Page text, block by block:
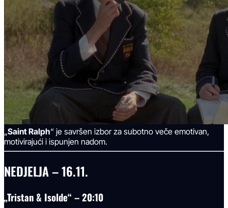
„Saint Ralph“ je savršen izbor za subotno veče emotivan,
motivirajući i ispunjen nadom.
NEDJELJA – 16.11.
„Tristan & Isolde“ – 20:10